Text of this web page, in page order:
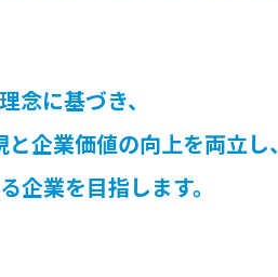
念に基づき、
企業価値の向上を両立し、
企業を目指します。